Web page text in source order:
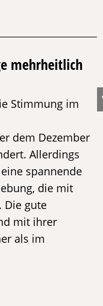
mehrheitlich
Stimmung im
dem Dezember
Allerdings
spannende
die mit
Die gute
mit ihrer
als im